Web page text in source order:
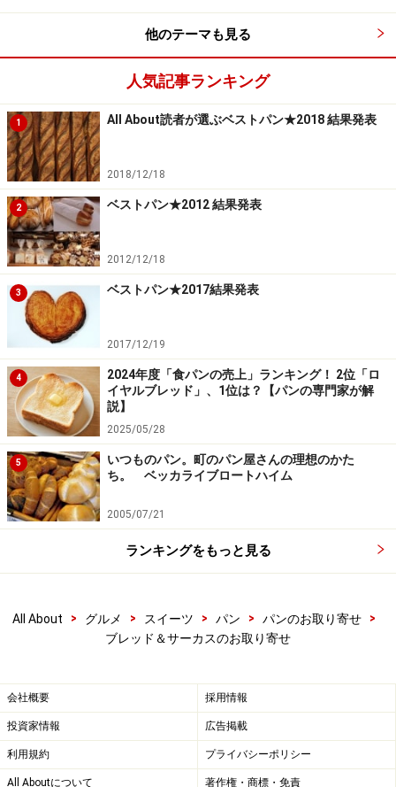
石臼挽き全粒粉カンパーニュ
食パン
数年前に登場して以来、人気があるピロウ（枕）シリー
ズの「芋南瓜小豆」はカットするときにドキドキするパ
イモ、カボチャ、アズキがたっぷり、チーズと一緒にダ
イナミックに巻き込まれています。
他のテーマも見る
人気記事ランキング
1 All About読者が選ぶベストパン★2018 結果発表
2018/12/18
2 ベストパン★2012 結果発表
2012/12/18
3 ベストパン★2017結果発表
2017/12/19
4
2024年度「食パンの売上」ランキング！ 2位「ロ
イヤルブレッド」、1位は？【パンの専門家が解
説】
2025/05/28
5
いつものパン。町のパン屋さんの理想のかた
ち。 ベッカライブロートハイム
2005/07/21
ランキングをもっと見る
All About > グルメ > スイーツ > パン > パンのお取り寄せ
>
ブレッド＆サーカスのお取り寄せ
会社概要 採用情報
投資家情報 広告掲載
利用規約 プライバシーポリシー
All Aboutについて 著作権・商標・免責